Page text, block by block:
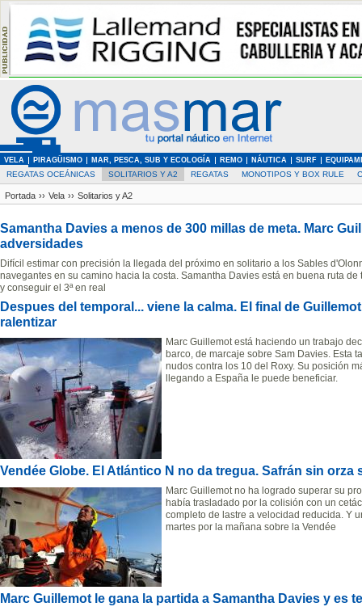
VELA PIRAGÜISMO MAR, PESCA, SUB Y ECOLOGÍA REMO NÁUTICA SURF
REGATAS OCEÁNICAS SOLITARIOS Y A2 REGATAS MONOTIPOS Y BOX RULE
Portada ›› Vela ›› Solitarios y A2
Samantha Davies a menos de 300 millas de meta. Marc
adversidades
Difícil estimar con precisión la llegada del próximo en solitario a los Sables
navegantes en su camino hacia la costa. Samantha Davies está en buena ruta
y conseguir el 3ª en real
Despues del temporal... viene la calma. El final de
ralentizar
Marc Guillemot está haciendo un trabajo
barco, de marcaje sobre Sam Davies. Esta
nudos contra los 10 del Roxy. Su posición
llegando a España le puede beneficiar.
Vendée Globe. El Atlántico N no da tregua. Safrán sin orza
Marc Guillemot no ha logrado superar su
había trasladado por la colisión con un
completo de lastre a velocidad reducida. Y
martes por la mañana sobre la Vendée
Marc Guillemot le gana la partida a Samantha Davies y es